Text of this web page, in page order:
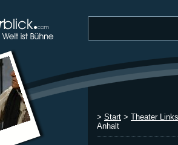
> Start > Theater Links
Anhalt